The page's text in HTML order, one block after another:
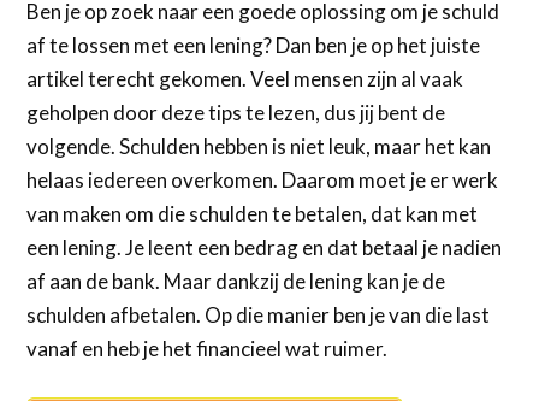
Ben je op zoek naar een goede oplossing om je schuld
af te lossen met een lening? Dan ben je op het juiste
artikel terecht gekomen. Veel mensen zijn al vaak
geholpen door deze tips te lezen, dus jij bent de
volgende. Schulden hebben is niet leuk, maar het kan
helaas iedereen overkomen. Daarom moet je er werk
van maken om die schulden te betalen, dat kan met
een lening. Je leent een bedrag en dat betaal je nadien
af aan de bank. Maar dankzij de lening kan je de
schulden afbetalen. Op die manier ben je van die last
vanaf en heb je het financieel wat ruimer.